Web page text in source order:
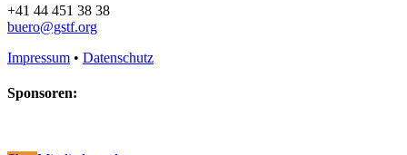
+41 44 451 38 38
buero@gstf.org
Impressum • Datenschutz
Sponsoren: